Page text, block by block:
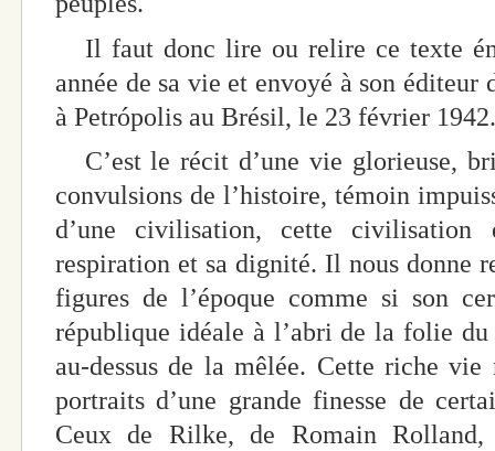
Il faut donc lire ou relire ce texte
année de sa vie et envoyé à son éditeur
à Petrópolis au Brésil, le 23 février 1942.
C’est le récit d’une vie glorieuse,
convulsions de l’histoire, témoin
d’une civilisation, cette civilisation
respiration et sa dignité. Il nous donne
figures de l’époque comme si son
république idéale à l’abri de la folie
au-dessus de la mêlée. Cette riche
portraits d’une grande finesse de
Ceux de Rilke, de Romain Rolland,